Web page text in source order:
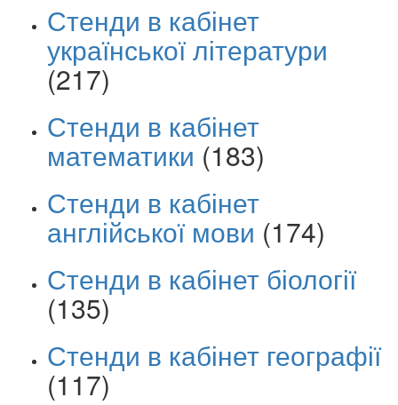
Стенди в кабінет
української літератури
(217)
Стенди в кабінет
математики (183)
Стенди в кабінет
англійської мови (174)
Стенди в кабінет біології
(135)
Стенди в кабінет географії
(117)